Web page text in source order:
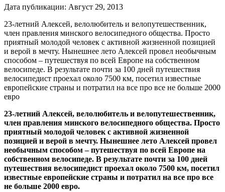
Дата публикации: Август 29, 2013
23-летний Алексей, велолюбитель и велопутешественник,
член правления минского велосипедного общества. Просто
приятный молодой человек с активной жизненной позицией
и верой в мечту. Нынешнее лето Алексей провел необычным
способом – путешествуя по всей Европе на собственном
велосипеде. В результате почти за 100 дней путешествия
велосипедист проехал около 7500 км, посетил известные
европейские страны и потратил на все про все не больше 2000
евро
23-летний Алексей, велолюбитель и велопутешественник,
член правления минского велосипедного общества. Просто
приятный молодой человек с активной жизненной
позицией и верой в мечту. Нынешнее лето Алексей провел
необычным способом – путешествуя по всей Европе на
собственном велосипеде. В результате почти за 100 дней
путешествия велосипедист проехал около 7500 км, посетил
известные европейские страны и потратил на все про все
не больше 2000 евро.